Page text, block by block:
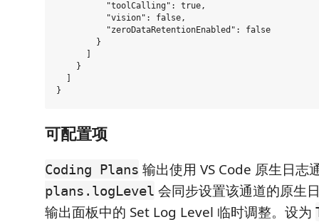
          "toolCalling": true,
          "vision": false,
          "zeroDataRetentionEnabled": false
        }
    }
可配置项
Coding Plans 输出使用 VS Code 原生日志
plans.logLevel 会同步设置该通道的原生
输出面板中的 Set Log Level 临时调整。设为